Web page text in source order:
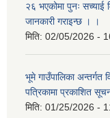
२६ भएकोमा पुनः सच्याई
जानकारी गराइन्छ । ।
मिति: 02/05/2026 -
भूमे गाउँपालिका
पत्रिकामा प्रकाशित
मिति: 01/25/2026 -